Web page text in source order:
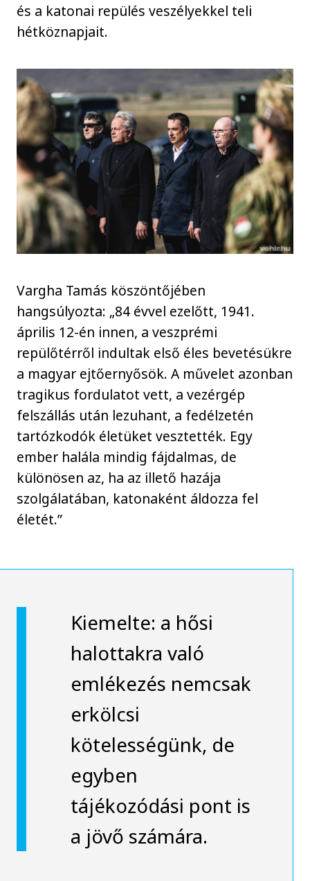
és a katonai repülés veszélyekkel teli
hétköznapjait.
Vargha Tamás köszöntőjében
hangsúlyozta: „84 évvel ezelőtt, 1941.
április 12-én innen, a veszprémi
repülőtérről indultak első éles bevetésükre
a magyar ejtőernyősök. A művelet azonban
tragikus fordulatot vett, a vezérgép
felszállás után lezuhant, a fedélzetén
tartózkodók életüket vesztették. Egy
ember halála mindig fájdalmas, de
különösen az, ha az illető hazája
szolgálatában, katonaként áldozza fel
életét.”
Kiemelte: a hősi
halottakra való
emlékezés nemcsak
erkölcsi
kötelességünk, de
egyben
tájékozódási pont is
a jövő számára.